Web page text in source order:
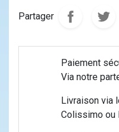
Partager
Paiement
Via notre
Livraison via
Colissimo ou